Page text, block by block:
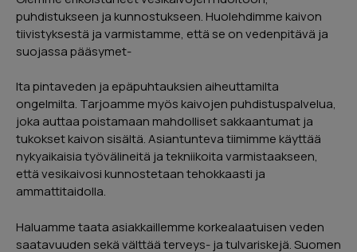
puhdistukseen ja kunnostukseen. Huolehdimme kaivon
tiivistyksestä ja varmistamme, että se on vedenpitävä ja
suojassa pääsymet-
lta pintaveden ja epäpuhtauksien aiheuttamilta
ongelmilta. Tarjoamme myös kaivojen puhdistuspalvelua,
joka auttaa poistamaan mahdolliset sakkaantumat ja
tukokset kaivon sisältä. Asiantunteva tiimimme käyttää
nykyaikaisia työvälineitä ja tekniikoita varmistaakseen,
että vesikaivosi kunnostetaan tehokkaasti ja
ammattitaidolla.
Haluamme taata asiakkaillemme korkealaatuisen veden
saatavuuden sekä välttää terveys- ja tulvariskejä. Suomen